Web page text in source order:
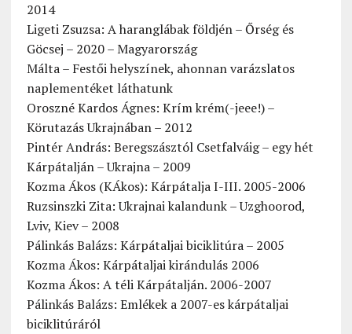
2014
Ligeti Zsuzsa: A haranglábak földjén – Őrség és
Göcsej – 2020 – Magyarország
Málta – Festői helyszínek, ahonnan varázslatos
naplementéket láthatunk
Oroszné Kardos Ágnes: Krím krém(-jeee!) –
Körutazás Ukrajnában – 2012
Pintér András: Beregszásztól Csetfalváig – egy hét
Kárpátalján – Ukrajna – 2009
Kozma Ákos (KÁkos): Kárpátalja I-III. 2005-2006
Ruzsinszki Zita: Ukrajnai kalandunk – Uzghoorod,
Lviv, Kiev – 2008
Pálinkás Balázs: Kárpátaljai biciklitúra – 2005
Kozma Ákos: Kárpátaljai kirándulás 2006
Kozma Ákos: A téli Kárpátalján. 2006-2007
Pálinkás Balázs: Emlékek a 2007-es kárpátaljai
biciklitúráról